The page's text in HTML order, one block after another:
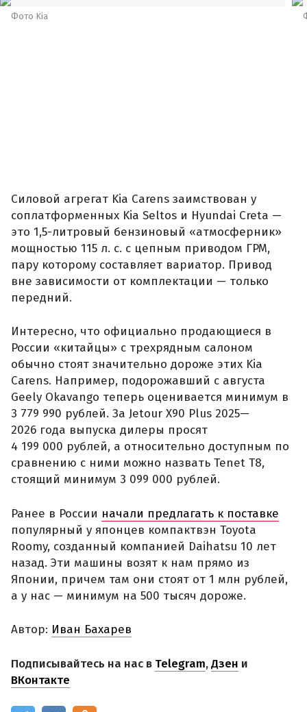
Фото Kia
Силовой агрегат Kia Carens заимствован у
соплатформенных Kia Seltos и Hyundai Creta —
это 1,5-литровый бензиновый «атмосферник»
мощностью 115 л. с. с цепным приводом ГРМ,
пару которому составляет вариатор. Привод
вне зависимости от комплектации — только
передний.
Интересно, что официально продающиеся в
России «китайцы» с трехрядным салоном
обычно стоят значительно дороже этих Kia
Carens. Например, подорожавший с августа
Geely Okavango теперь оценивается минимум в
3 779 990 рублей. За Jetour X90 Plus 2025—
2026 года выпуска дилеры просят
4 199 000 рублей, а относительно доступным по
сравнению с ними можно назвать Tenet T8,
стоящий минимум 3 099 000 рублей.
Ранее в России начали предлагать к поставке
популярный у японцев компактвэн Toyota
Roomy, созданный компанией Daihatsu 10 лет
назад. Эти машины возят к нам прямо из
Японии, причем там они стоят от 1 млн рублей,
а у нас — минимум на 500 тысяч дороже.
Автор: Иван Бахарев
Подписывайтесь на нас в Telegram,Дзен и
ВКонтакте